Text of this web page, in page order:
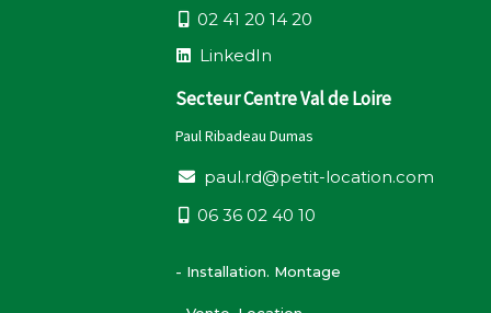
02 41 20 14 20
L inkedIn
Secteur Centre Val de Loire
Paul Ribadeau Dumas
paul.rd@petit-location.com
06 36 02 40 10
- Installation. Montage